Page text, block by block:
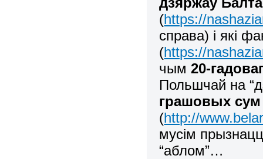
(https://
справа) і які
(https://
чым20-
Польшчай на
грашовых сум
(http://
мусім
“аблом”…